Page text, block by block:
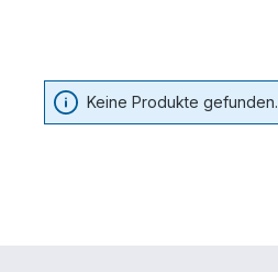
Keine Produkte gefunden.